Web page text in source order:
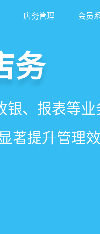
店务管理 会员
系统
一站式解决
务
银、报表等业
著提升管理效
客
、异业合作等
案一键套用
人、客户，打
，赋能社交